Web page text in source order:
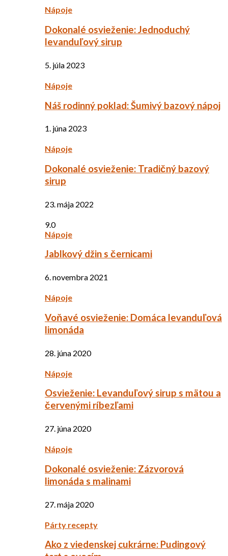
Nápoje
Dokonalé osvieženie: Jednoduchý
levanduľový sirup
5. júla 2023
Nápoje
Náš rodinný poklad: Šumivý bazový nápoj
1. júna 2023
Nápoje
Dokonalé osvieženie: Tradičný bazový
sirup
23. mája 2022
9.0
Nápoje
Jablkový džin s černicami
6. novembra 2021
Nápoje
Voňavé osvieženie: Domáca levanduľová
limonáda
28. júna 2020
Nápoje
Osvieženie: Levanduľový sirup s mätou a
červenými ríbezľami
27. júna 2020
Nápoje
Dokonalé osvieženie: Zázvorová
limonáda s malinami
27. mája 2020
Párty recepty
Ako z viedenskej cukrárne: Pudingový